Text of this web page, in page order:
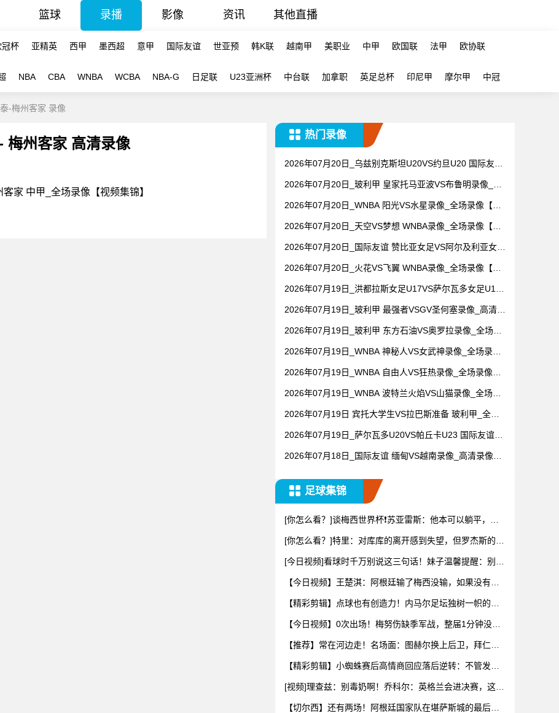
篮球 录播 影像 资讯 其他直播
冠杯 亚精英 西甲 墨西超 意甲 国际友谊 世亚预 韩K联 越南甲 美职业 中甲 欧国联 法甲 欧协联
NBA CBA WNBA WCBA NBA-G 日足联 U23亚洲杯 中台联 加拿职 英足总杯 印尼甲 摩尔甲 中冠
-梅州客家 录像
梅州客家 高清录像
家 中甲_全场录像【视频集锦】
热门录像
2026年07月20日_乌兹别克斯坦U20VS约旦U20 国际友谊
2026年07月20日_玻利甲 皇家托马亚波VS布鲁明录像_高
2026年07月20日_WNBA 阳光VS水星录像_全场录像【视
2026年07月20日_天空VS梦想 WNBA录像_全场录像【视
2026年07月20日_国际友谊 赞比亚女足VS阿尔及利亚女足
2026年07月20日_火花VS飞翼 WNBA录像_全场录像【全
2026年07月19日_洪都拉斯女足U17VS萨尔瓦多女足U17
2026年07月19日_玻利甲 最强者VSGV圣何塞录像_高清录
2026年07月19日_玻利甲 东方石油VS奥罗拉录像_全场录
2026年07月19日_WNBA 神秘人VS女武神录像_全场录像
2026年07月19日_WNBA 自由人VS狂热录像_全场录像
2026年07月19日_WNBA 波特兰火焰VS山猫录像_全场录
2026年07月19日 宾托大学生VS拉巴斯准备 玻利甲_全场
2026年07月19日_萨尔瓦多U20VS帕丘卡U23 国际友谊录
2026年07月18日_国际友谊 缅甸VS越南录像_高清录像
足球集锦
[你怎么看？]谈梅西世界杯❗苏亚雷斯：他本可以躺平，但
[你怎么看？]特里：对库库的离开感到失望，但罗杰斯的到
[今日视频]看球时千万别说这三句话！妹子温馨提醒：别把
【今日视频】王楚淇：阿根廷输了梅西没输，如果没有梅
【精彩剪辑】点球也有创造力！内马尔足坛独树一帜的点
【今日视频】0次出场！梅努伤缺季军战，整届1分钟没踢
【推荐】常在河边走！名场面：图赫尔换上后卫，拜仁守
【精彩剪辑】小蜘蛛赛后高情商回应落后逆转：不管发生
[视频]理查兹：别毒奶啊！乔科尔：英格兰会进决赛，这辈
【切尔西】还有两场！阿根廷国家队在堪萨斯城的最后一